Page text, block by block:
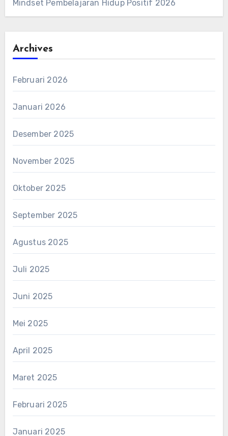
Mindset Pembelajaran Hidup Positif 2026
Archives
Februari 2026
Januari 2026
Desember 2025
November 2025
Oktober 2025
September 2025
Agustus 2025
Juli 2025
Juni 2025
Mei 2025
April 2025
Maret 2025
Februari 2025
Januari 2025